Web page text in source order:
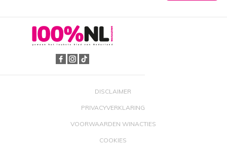
DISCLAIMER
PRIVACYVERKLARING
VOORWAARDEN WINACTIES
COOKIES